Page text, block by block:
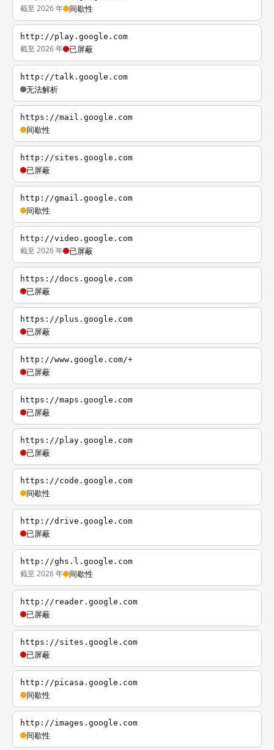
截至 2026 年 间歇性
http://play.google.com
截至 2026 年 已屏蔽
http://talk.google.com
无法解析
https://mail.google.com
间歇性
http://sites.google.com
已屏蔽
http://gmail.google.com
间歇性
http://video.google.com
截至 2026 年 已屏蔽
https://docs.google.com
已屏蔽
https://plus.google.com
已屏蔽
http://www.google.com/+
已屏蔽
https://maps.google.com
已屏蔽
https://play.google.com
已屏蔽
https://code.google.com
间歇性
http://drive.google.com
已屏蔽
http://ghs.l.google.com
截至 2026 年 间歇性
http://reader.google.com
已屏蔽
https://sites.google.com
已屏蔽
http://picasa.google.com
间歇性
http://images.google.com
间歇性